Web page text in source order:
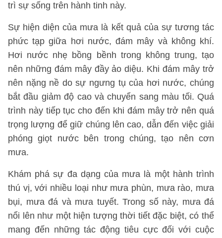
trì sự sống trên hành tinh này.
Sự hiện diện của mưa là kết quả của sự tương tác
phức tạp giữa hơi nước, đám mây và không khí.
Hơi nước nhẹ bồng bềnh trong không trung, tạo
nên những đám mây đầy ảo diệu. Khi đám mây trở
nên nặng nề do sự ngưng tụ của hơi nước, chúng
bắt đầu giảm độ cao và chuyển sang màu tối. Quá
trình này tiếp tục cho đến khi đám mây trở nên quá
trọng lượng để giữ chúng lên cao, dẫn đến việc giải
phóng giọt nước bên trong chúng, tạo nên cơn
mưa.
Khám phá sự đa dạng của mưa là một hành trình
thú vị, với nhiều loại như mưa phùn, mưa rào, mưa
bụi, mưa đá và mưa tuyết. Trong số này, mưa đá
nổi lên như một hiện tượng thời tiết đặc biệt, có thể
mang đến những tác động tiêu cực đối với cuộc